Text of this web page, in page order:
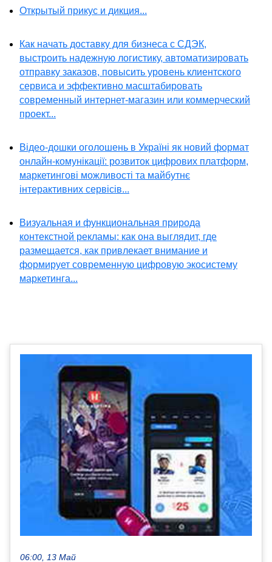
Открытый прикус и дикция...
Как начать доставку для бизнеса с СДЭК,
выстроить надежную логистику, автоматизировать
отправку заказов, повысить уровень клиентского
сервиса и эффективно масштабировать
современный интернет-магазин или коммерческий
проект...
Відео-дошки оголошень в Україні як новий формат
онлайн-комунікації: розвиток цифрових платформ,
маркетингові можливості та майбутнє
інтерактивних сервісів...
Визуальная и функциональная природа
контекстной рекламы: как она выглядит, где
размещается, как привлекает внимание и
формирует современную цифровую экосистему
маркетинга...
06:00, 13 Май